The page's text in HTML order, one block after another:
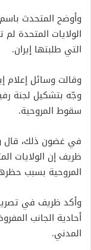
وأوضح المتحدث باسم
الولايات المتحدة
التي طلبتها إيران.
وقالت وسائل إعلام
وجّه بتشكيل لجنة
سقوط المروحية.
في غضون ذلك، قال
ظريف إن الولايات
المروحية بسبب
وأكد ظريف في تصريح
أحادية الجانب
المدني.